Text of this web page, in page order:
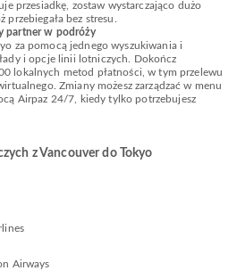
przesiadkę, zostaw wystarczająco dużo
bez stresu.
partner w podróży
za pomocą jednego wyszukiwania i
i opcje linii lotniczych. Dokończ
lokalnych metod płatności, w tym przelewu
Zmiany możesz zarządzać w menu
Airpaz 24/7, kiedy tylko potrzebujesz
z Vancouver do Tokyo
Airways